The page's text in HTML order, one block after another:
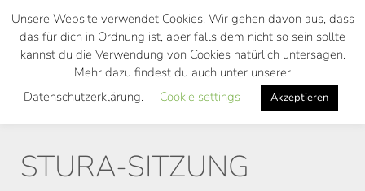
Skip
main
STURA-SITZUNG
Unsere Website verwendet Cookies. Wir gehen davon aus, dass
das für dich in Ordnung ist, aber falls dem nicht so sein sollte
kannst du die Verwendung von Cookies natürlich untersagen.
Mehr dazu findest du auch unter unserer
Datenschutzerklärung.
Cookie settings Akzeptieren